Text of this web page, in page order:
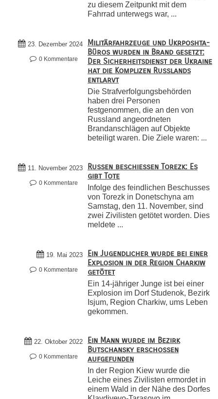
zu diesem Zeitpunkt mit dem
Fahrrad unterwegs war, ...
23. Dezember 2024
0 Kommentare
Militärfahrzeuge und Ukrposhta-
Büros wurden in Brand gesetzt:
Der Sicherheitsdienst der Ukraine
hat die Komplizen Russlands
entlarvt
Die Strafverfolgungsbehörden
haben drei Personen
festgenommen, die an den von
Russland angeordneten
Brandanschlägen auf Objekte
beteiligt waren. Die Ziele waren: ...
11. November 2023
0 Kommentare
Russen beschießen Torezk: Es
gibt Tote
Infolge des feindlichen Beschusses
von Torezk in Donetschyna am
Samstag, den 11. November, sind
zwei Zivilisten getötet worden. Dies
meldete ...
19. Mai 2023
0 Kommentare
Ein Jugendlicher wurde bei einer
Explosion in der Region Charkiw
getötet
Ein 14-jähriger Junge ist bei einer
Explosion im Dorf Studenok, Bezirk
Isjum, Region Charkiw, ums Leben
gekommen.
22. Oktober 2022
0 Kommentare
Ein Mann wurde im Bezirk
Butschansky erschossen
aufgefunden
In der Region Kiew wurde die
Leiche eines Zivilisten ermordet in
einem Wald in der Nähe des Dorfes